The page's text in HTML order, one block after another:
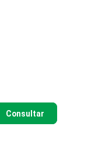
Consultar